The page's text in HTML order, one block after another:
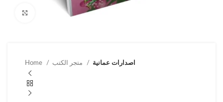
Click to enlarge
Home اصدارات عمانية